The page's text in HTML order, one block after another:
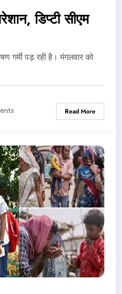
डिप्टी सीएम
गर्मी पड़ रही है। मंगलवार को
Read More